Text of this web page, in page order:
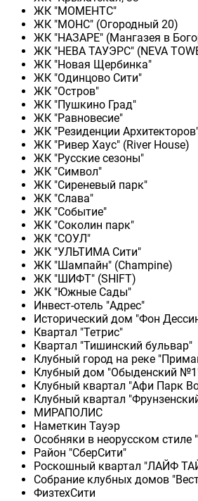
ЖК "МОМЕНТС"
ЖК "МОНС" (Огородный 20)
ЖК "НАЗАРЕ" (Мангазея в
ЖК "НЕВА ТАУЭРС" (NEVA
ЖК "Новая Щербинка"
ЖК "Одинцово Сити"
ЖК "Остров"
ЖК "Пушкино Град"
ЖК "Равновесие"
ЖК "Резиденции
ЖК "Ривер Хаус" (River Нouse)
ЖК "Русские сезоны"
ЖК "Символ"
ЖК "Сиреневый парк"
ЖК "Слава"
ЖК "Событие"
ЖК "Соколин парк"
ЖК "СОУЛ"
ЖК "УЛЬТИМА Сити"
ЖК "Шампайн" (Champine)
ЖК "ШИФТ" (SHIFT)
ЖК "Южные Сады"
Инвест-отель "Адрес"
Исторический дом "Фон
Квартал "Тетрис"
Квартал "Тишинский бульвар"
Клубный город на реке
Клубный дом "Обыденский
Клубный квартал "Афи Парк
Клубный квартал
МИРАПОЛИС
Наметкин Тауэр
Особняки в неорусском стиле
Район "СберСити"
Роскошный квартал "ЛАЙФ
Собрание клубных домов
ФизтехСити